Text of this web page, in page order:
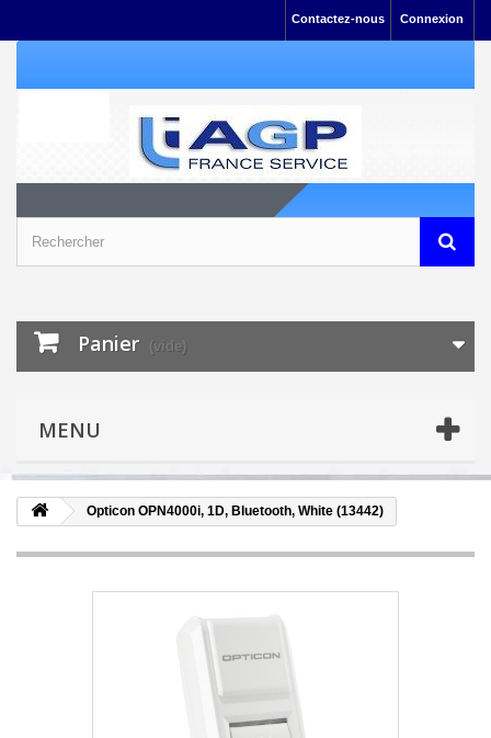
Connexion
Contactez-nous
Panier (vide)
MENU
Opticon OPN4000i, 1D, Bluetooth, White (13442)